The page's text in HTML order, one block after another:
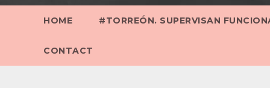
HOME #TORREÓN. SUPERVISAN
CONTACT